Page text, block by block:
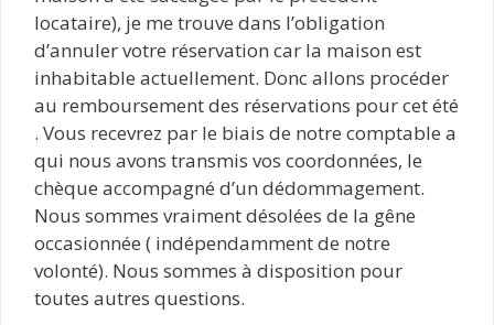
locataire), je me trouve dans l’obligation
d’annuler votre réservation car la maison est
inhabitable actuellement. Donc allons procéder
au remboursement des réservations pour cet été
. Vous recevrez par le biais de notre comptable a
qui nous avons transmis vos coordonnées, le
chèque accompagné d’un dédommagement.
Nous sommes vraiment désolées de la gêne
occasionnée ( indépendamment de notre
volonté). Nous sommes à disposition pour
toutes autres questions.